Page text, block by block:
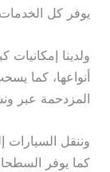
يوفر كل
ولدينا
أنواعها، كما
المزدحمة عبر
وننقل
كما يوفر